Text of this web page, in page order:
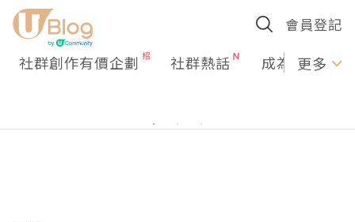
會員登記
社群創作有價企劃 社群熱話 成為U更多